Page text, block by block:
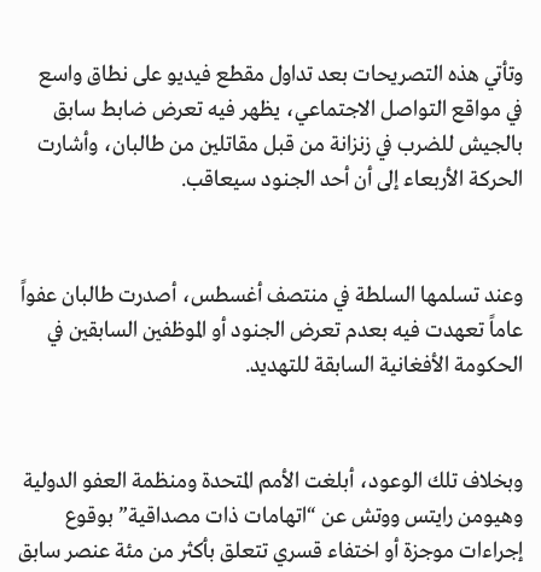
وتأتي هذه التصريحات بعد تداول مقطع فيديو على نطاق واسع
في مواقع التواصل الاجتماعي، يظهر فيه تعرض ضابط سابق
بالجيش للضرب في زنزانة من قبل مقاتلين من طالبان، وأشارت
الحركة الأربعاء إلى أن أحد الجنود سيعاقب.
وعند تسلمها السلطة في منتصف أغسطس، أصدرت طالبان عفواً
عاماً تعهدت فيه بعدم تعرض الجنود أو الموظفين السابقين في
الحكومة الأفغانية السابقة للتهديد.
وبخلاف تلك الوعود، أبلغت الأمم المتحدة ومنظمة العفو الدولية
وهيومن رايتس ووتش عن “اتهامات ذات مصداقية” بوقوع
إجراءات موجزة أو اختفاء قسري تتعلق بأكثر من مئة عنصر سابق